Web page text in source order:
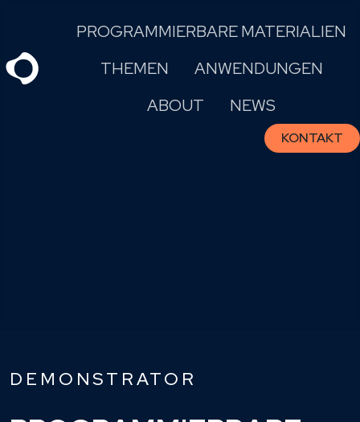
content
PROGRAMMIERBARE MATERIALIEN
THEMEN
ANWENDUNGEN
ABOUT
NEWS
KONTAKT
DEMONSTRATOR